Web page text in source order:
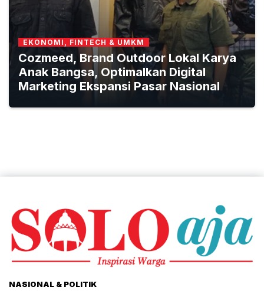
EKONOMI, FINTECH & UMKM
Cozmeed, Brand Outdoor Lokal Karya
Anak Bangsa, Optimalkan Digital
Marketing Ekspansi Pasar Nasional
NASIONAL & POLITIK